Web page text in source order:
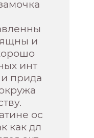
и
инт
прида
ос
как дл